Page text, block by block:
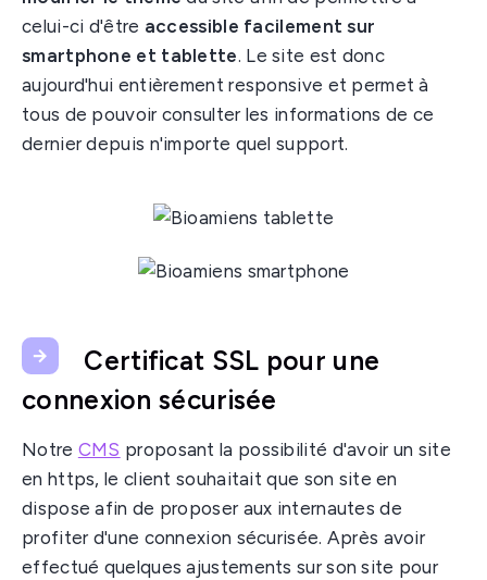
celui-ci d'être accessible facilement sur
smartphone et tablette. Le site est donc
aujourd'hui entièrement responsive et permet à
tous de pouvoir consulter les informations de ce
dernier depuis n'importe quel support.
Certificat SSL pour une
connexion sécurisée
Notre CMS proposant la possibilité d'avoir un site
en https, le client souhaitait que son site en
dispose afin de proposer aux internautes de
profiter d'une connexion sécurisée. Après avoir
effectué quelques ajustements sur son site pour